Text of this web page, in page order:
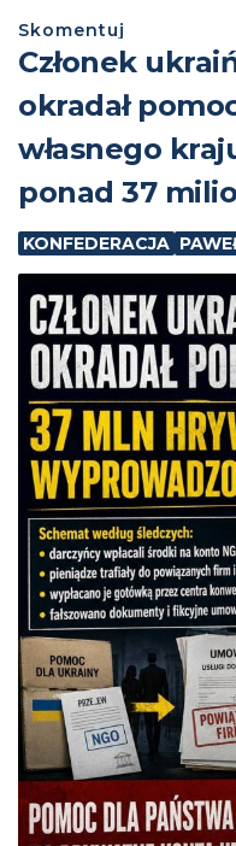
Skomentuj
Członek
okradał
własnego
ponad 37
KONFEDERACJA